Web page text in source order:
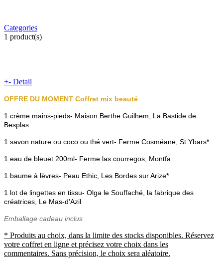
Categories
1 product(s)
+- Detail
OFFRE DU MOMENT Coffret mix beauté
1 crème mains-pieds- Maison Berthe Guilhem, La Bastide de
Besplas
1 savon nature ou coco ou thé vert- Ferme Cosméane, St Ybars*
1 eau de bleuet 200ml- Ferme las courregos, Montfa
1 baume à lèvres- Peau Ethic, Les Bordes sur Arize*
1 lot de lingettes en tissu- Olga le Souffaché, la fabrique des
créatrices, Le Mas-d'Azil
Emballage cadeau inclus
* Produits au choix, dans la limite des stocks disponibles. Réservez
votre coffret en ligne et précisez votre choix dans les
commentaires. Sans précision, le choix sera aléatoire.